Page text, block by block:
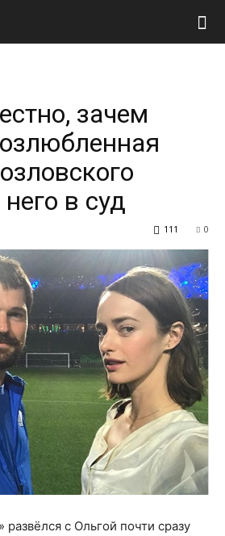
зачем
в суд
0
111
с Ольгой почти сразу